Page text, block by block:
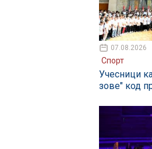
07.08.2026
Спорт
Учесници
зове" код